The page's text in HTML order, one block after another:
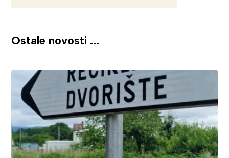
Ostale novosti ...